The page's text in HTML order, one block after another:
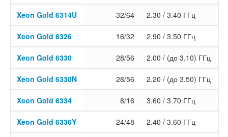
Xeon Gold 6314U 32/64 2.30 / 3.40 ГГц
Xeon Gold 6326 16/32 2.90 / 3.50 ГГц
Xeon Gold 6330 28/56 2.00 / (до 3.10) ГГц
Xeon Gold 6330N 28/56 2.20 / (до 3.50) ГГц
Xeon Gold 6334 8/16 3.60 / 3.70 ГГц
Xeon Gold 6336Y 24/48 2.40 / 3.60 ГГц